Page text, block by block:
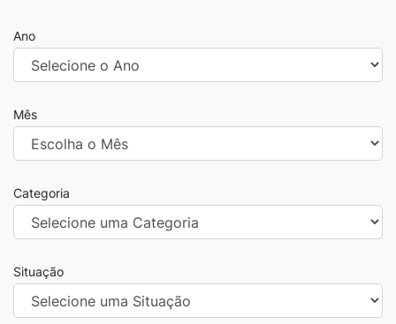
Ano
Mês
Categoria
Situação